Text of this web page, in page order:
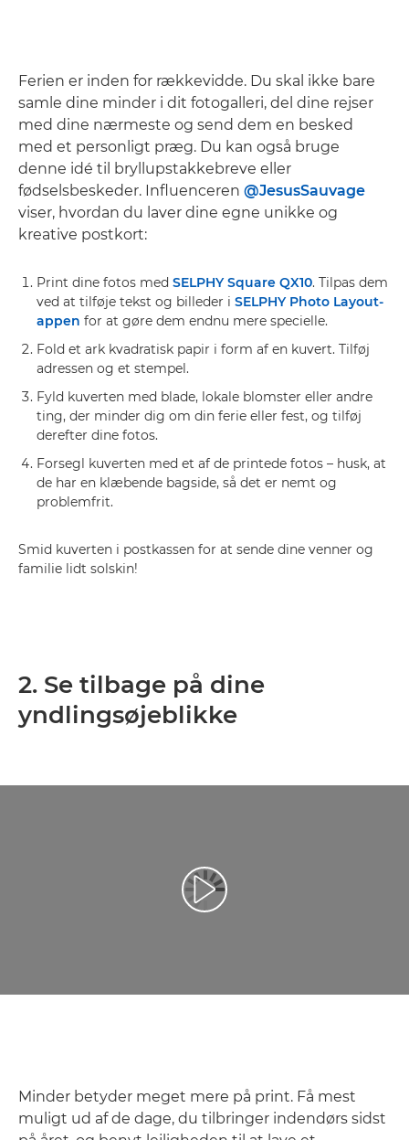
Ferien er inden for rækkevidde. Du skal ikke bare
samle dine minder i dit fotogalleri, del dine rejser
med dine nærmeste og send dem en besked
med et personligt præg. Du kan også bruge
denne idé til bryllupstakkebreve eller
fødselsbeskeder. Influenceren @JesusSauvage
viser, hvordan du laver dine egne unikke og
kreative postkort:
Print dine fotos med SELPHY Square QX10. Tilpas dem
ved at tilføje tekst og billeder i SELPHY Photo Layout-
appen for at gøre dem endnu mere specielle.
Fold et ark kvadratisk papir i form af en kuvert. Tilføj
adressen og et stempel.
Fyld kuverten med blade, lokale blomster eller andre
ting, der minder dig om din ferie eller fest, og tilføj
derefter dine fotos.
Forsegl kuverten med et af de printede fotos – husk, at
de har en klæbende bagside, så det er nemt og
problemfrit.
Smid kuverten i postkassen for at sende dine venner og
familie lidt solskin!
2. Se tilbage på dine
yndlingsøjeblikke
Afspil video
Minder betyder meget mere på print. Få mest
muligt ud af de dage, du tilbringer indendørs sidst